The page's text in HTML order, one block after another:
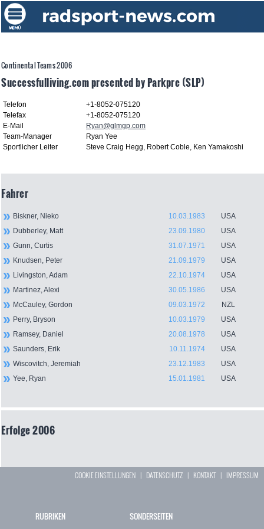
Continental Teams 2006
Successfulliving.com presented by Parkpre (SLP)
Telefon
+1-8052-075120
Telefax
+1-8052-075120
E-Mail
Ryan@glmgp.com
Team-Manager
Ryan Yee
Sportlicher Leiter
Steve Craig Hegg, Robert Coble, Ken Yamakoshi
Fahrer
Biskner, Nieko 10.03.1983
USA
Dubberley, Matt
23.09.1980
USA
Gunn, Curtis
31.07.1971
USA
Knudsen, Peter
21.09.1979
USA
Livingston, Adam
22.10.1974
USA
Martinez, Alexi
30.05.1986
USA
McCauley, Gordon
09.03.1972
NZL
Perry, Bryson
10.03.1979
USA
Ramsey, Daniel
20.08.1978
USA
Saunders, Erik
10.11.1974
USA
Wiscovitch, Jeremiah
23.12.1983
USA
Yee, Ryan
15.01.1981 USA
Erfolge 2006
COOKIE EINSTELLUNGEN | DATENSCHUTZ | KONTAKT| IMPRESSUM
RUBRIKEN SONDERSEITEN